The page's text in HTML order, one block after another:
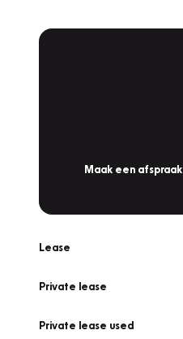
Maak een afspraak
Lease
Private lease
Private lease used